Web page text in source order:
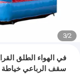
2
/
3
في الهواء الطلق
سقف الرباعي خياطة